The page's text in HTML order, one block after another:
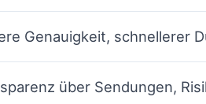
Genauigkeit, schnellerer
über Sendungen,